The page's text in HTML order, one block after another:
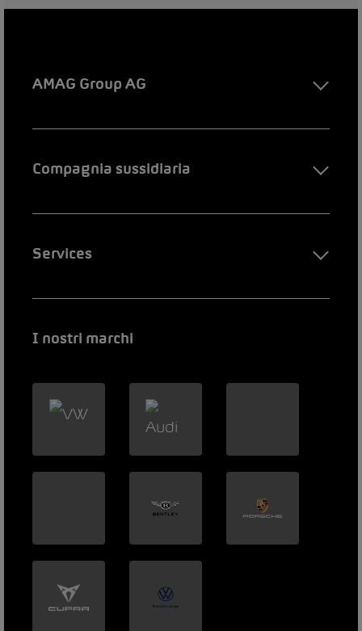
AMAG Group AG
Compagnia sussidiaria
Services
I nostri marchi